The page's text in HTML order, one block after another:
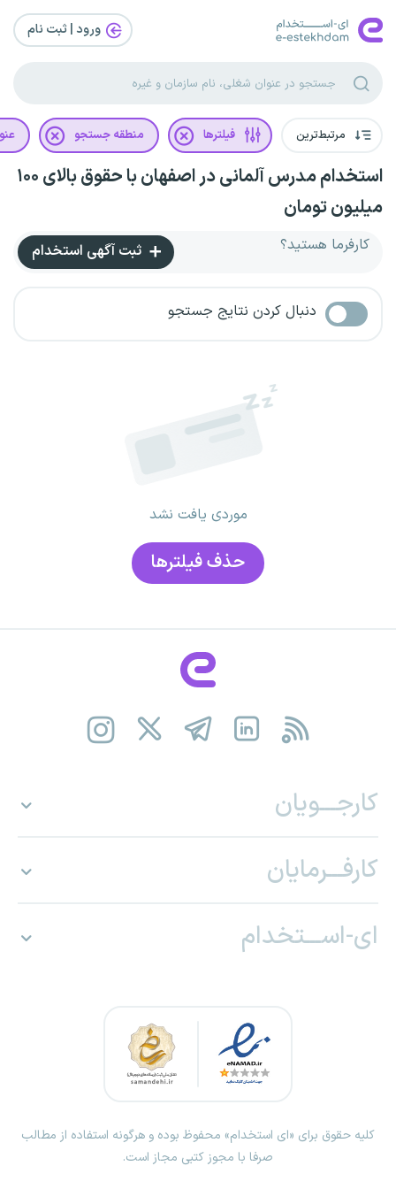
ورود | ثبت‌ نام
مرتبط‌ترین فیلترها منطقه جستجو
استخدام مدرس آلمانی در اصفهان با حقوق بالای ۱۰۰
میلیون تومان
کارفرما هستید؟ ثبت آگهی استخدام
دنبال کردن نتایج جستجو
موردی یافت نشد
حذف فیلتر‌ها
کارجـــویان
کارفـــرمایان
ای-اســـتخدام
کلیه حقوق برای «ای استخدام» محفوظ بوده و هرگونه استفاده از مطالب
صرفا با مجوز کتبی مجاز است.